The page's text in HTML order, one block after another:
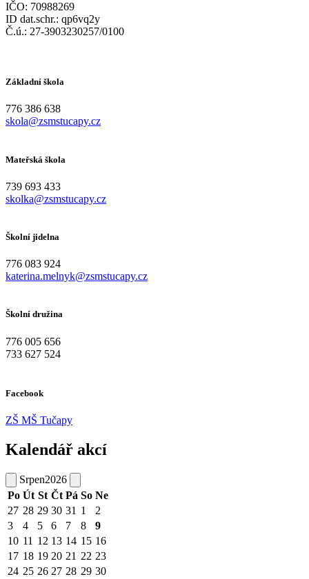
IČO: 70988269
ID dat.schr.: qp6vq2y
Č.ú.: 27-3903230257/0100
Základní škola
776 386 638
skola@zsmstucapy.cz
Mateřská škola
739 693 433
skolka@zsmstucapy.cz
Školní jidelna
776 083 924
katerina.melnyk@zsmstucapy.cz
Školní družina
776 005 656
733 627 524
Facebook
ZŠ MŠ Tučapy
Kalendář akcí
Srpen2026
Po Út St Čt Pá So Ne
27 28 29 30 31 1
2
3
4 5 6 7 8
9
10 11 12 13 14 15 16
17 18 19 20 21 22 23
24 25 26 27 28 29 30